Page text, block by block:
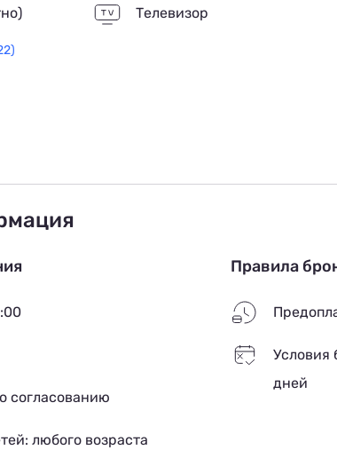
Телевизор
согласованию
любого возраста
Правила
Условия
дней